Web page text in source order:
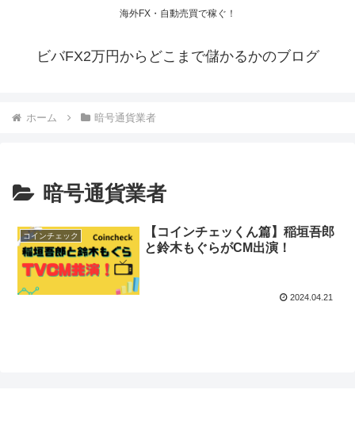
海外FX・自動売買で稼ぐ！
ビバFX2万円からどこまで儲かるかのブログ
ホーム 暗号通貨業者
暗号通貨業者
コインチェック
【コインチェッくん篇】稲垣吾郎
と鈴木もぐらがCM出演！
2024.04.21